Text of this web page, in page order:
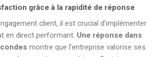
grâce à la rapidité de réponse
client, il est crucial d’implémenter
en direct performant. Une réponse dans
montre que l’entreprise valorise ses